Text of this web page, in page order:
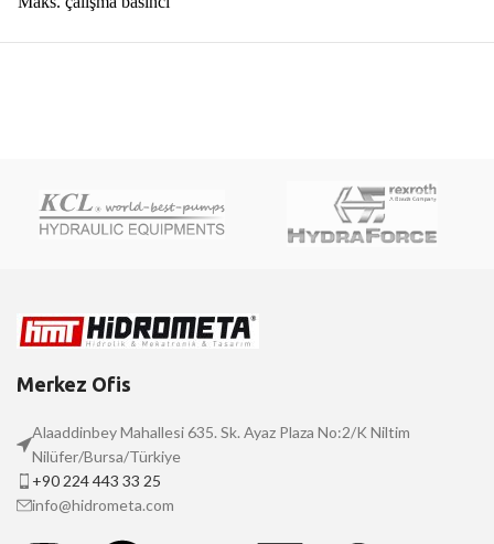
Merkez Ofis
Alaaddinbey Mahallesi 635. Sk. Ayaz Plaza No:2/K Niltim
Nilüfer/Bursa/Türkiye
+90 224 443 33 25
info@hidrometa.com